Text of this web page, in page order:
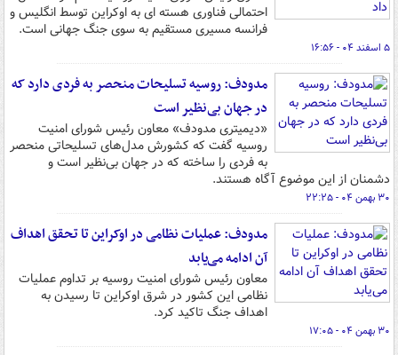
احتمالی فناوری هسته‌ ای به اوکراین توسط انگلیس و
فرانسه مسیری مستقیم به سوی جنگ جهانی است.
۵ اسفند ۰۴ - ۱۶:۵۶
مدودف: روسیه تسلیحات منحصر به فردی دارد که
در جهان بی‌نظیر است
«دیمیتری مدودف» معاون رئیس شورای امنیت
روسیه گفت که کشورش مدل‌های تسلیحاتی منحصر
به فردی را ساخته که در جهان بی‌نظیر است و
دشمنان از این موضوع آگاه هستند.
۳۰ بهمن ۰۴ - ۲۲:۲۵
مدودف: عملیات نظامی در اوکراین تا تحقق اهداف
آن ادامه می‌یابد
معاون رئیس شورای امنیت روسیه بر تداوم عملیات
نظامی این کشور در شرق اوکراین تا رسیدن به
اهداف جنگ تاکید کرد.
۳۰ بهمن ۰۴ - ۱۷:۰۵